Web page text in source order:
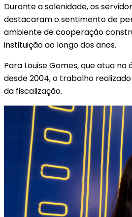
Durante a solenidade, os
destacaram o sentimento de
ambiente de cooperação
instituição ao longo dos anos.
Para Louise Gomes, que atua
desde 2004, o trabalho
da fiscalização.